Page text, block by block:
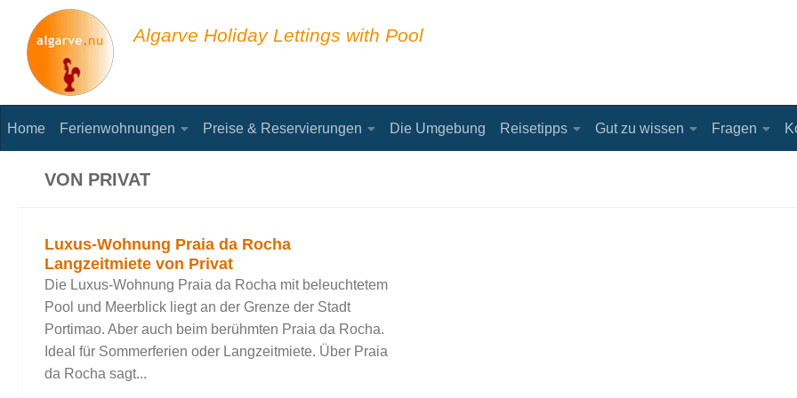
Skip to content
Algarve Holiday Lettings with Pool
Home Ferienwohnungen Preise & Reservierungen Die Umgebung Reisetipps Gut zu wissen Fragen
VON PRIVAT
Luxus-Wohnung Praia da Rocha
Langzeitmiete von Privat
Die Luxus-Wohnung Praia da Rocha mit beleuchtetem
Pool und Meerblick liegt an der Grenze der Stadt
Portimao. Aber auch beim berühmten Praia da Rocha.
Ideal für Sommerferien oder Langzeitmiete. Über Praia
da Rocha sagt...